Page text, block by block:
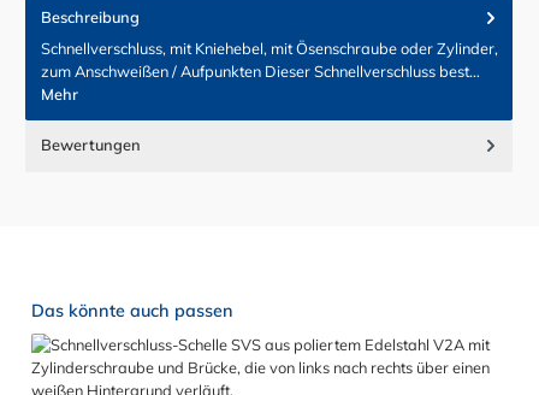
Beschreibung
Schnellverschluss, mit Kniehebel, mit Ösenschraube oder Zylinder,
zum Anschweißen / Aufpunkten Dieser Schnellverschluss best…
Mehr
Bewertungen
Produktgalerie überspringen
Das könnte auch passen